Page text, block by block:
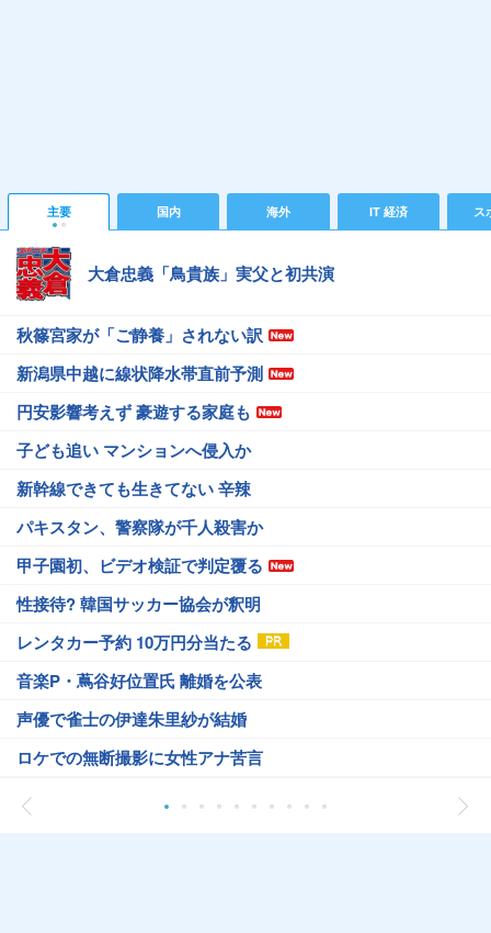
主要 国内 海外 IT 経済 ス
大倉忠義「鳥貴族」実父と初共演
秋篠宮家が「ご静養」されない訳
新潟県中越に線状降水帯直前予測
円安影響考えず 豪遊する家庭も
子ども追い マンションへ侵入か
新幹線できても生きてない 辛辣
パキスタン、警察隊が千人殺害か
甲子園初、ビデオ検証で判定覆る
性接待? 韓国サッカー協会が釈明
レンタカー予約 10万円分当たる
音楽P・蔦谷好位置氏 離婚を公表
声優で雀士の伊達朱里紗が結婚
ロケでの無断撮影に女性アナ苦言